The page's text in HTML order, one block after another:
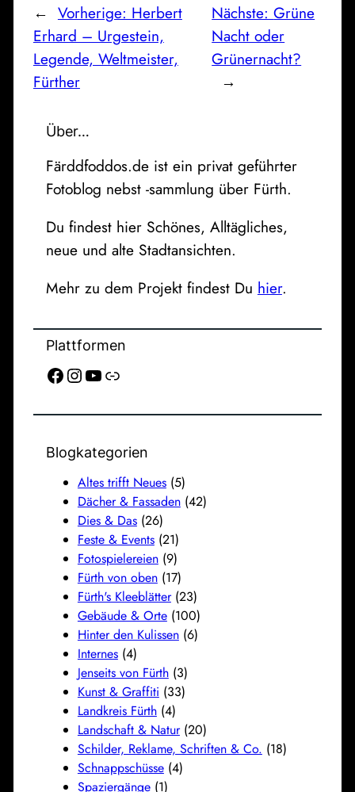
← Vorherige: Herbert
Erhard – Urgestein,
Legende, Weltmeister,
Fürther
Nächste:Grüne
Nacht oder
Grünernacht?
→
Über…
Färddfoddos.de ist ein privat geführter
Fotoblog nebst -sammlung über Fürth.
Du findest hier Schönes, Alltägliches,
neue und alte Stadtansichten.
Mehr zu dem Projekt findest Du hier.
Plattformen
Facebook Instagram YouTube Link
Blogkategorien
Altes trifft Neues(5)
Dächer & Fassaden(42)
Dies & Das(26)
Feste & Events(21)
Fotospielereien(9)
Fürth von oben(17)
Fürth's Kleeblätter(23)
Gebäude & Orte(100)
Hinter den Kulissen(6)
Internes(4)
Jenseits von Fürth(3)
Kunst & Graffiti (33)
Landkreis Fürth(4)
Landschaft & Natur(20)
Schilder, Reklame, Schriften & Co. (18)
Schnappschüsse(4)
Spaziergänge(1)